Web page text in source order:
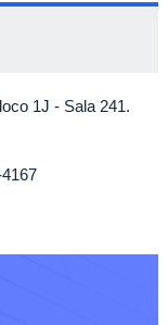
1J - Sala 241.